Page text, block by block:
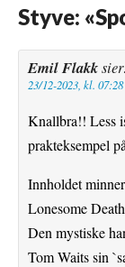
Styve:
Emil Flakk
23/12-2023, kl. 07:28
Knallbra!! Less
prakteksempel
Innholdet
Lonesome
Den mystiske
Tom Waits sin